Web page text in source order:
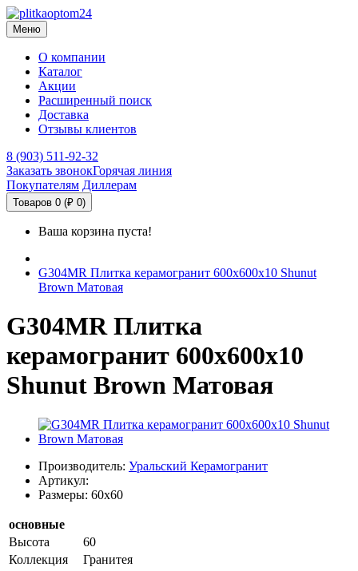
Меню
О компании
Каталог
Акции
Расширенный поиск
Доставка
Отзывы клиентов
8 (903) 511-92-32
Заказать звонокГорячая линия
Покупателям Диллерам
Товаров 0 (₽ 0)
Ваша корзина пуста!
G304MR Плитка керамогранит 600х600х10 Shunut
Brown Матовая
G304MR Плитка
керамогранит 600х600х10
Shunut Brown Матовая
Производитель: Уральский Керамогранит
Артикул:
Размеры: 60x60
основные
Высота
60
Коллекция
Гранитея